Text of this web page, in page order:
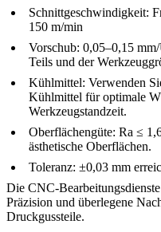
Schnittgeschwindigkeit:
150 m/min
Vorschub: 0,05–0,15
Teils und der
Kühlmittel: Verwenden
Kühlmittel für optimale
Werkzeugstandzeit.
Oberflächengüte: Ra ≤
ästhetische Oberflächen.
Toleranz: ±0,03 mm
Die CNC-
Präzision und überlegene
Druckgussteile.